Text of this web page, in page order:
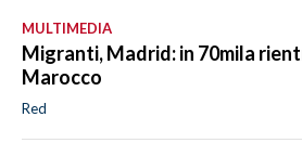
MULTIMEDIA
Migranti, Madrid: in 70mila
Marocco
Red